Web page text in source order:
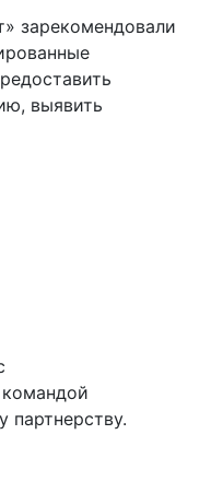
зарекомендовали
выявить
партнерству.